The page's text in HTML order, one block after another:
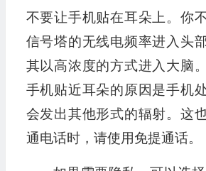
不要让手机贴在耳朵上。你
信号塔的无线电频率进入头
其以高浓度的方式进入大脑
手机贴近耳朵的原因是手机
会发出其他形式的辐射。这
通电话时，请使用免提通话。